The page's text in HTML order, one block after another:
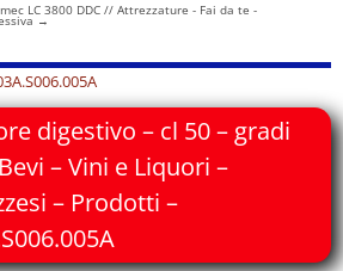
LC 3800 DDC // Attrezzature - Fai da te -
→
digestivo – cl 50 – gradi
– Vini e Liquori –
– Prodotti –